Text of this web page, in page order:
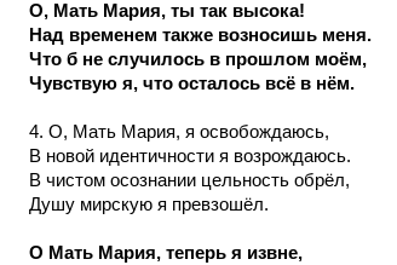
О, Мать Мария,ты так высока!
Над временем также возносишь меня.
Что б не случилось в прошлом моём,
Чувствую я,что осталось всё в нём.
4. О, Мать Мария, я освобождаюсь,
В новой идентичности я возрождаюсь.
В чистом осознании цельность обрёл,
Душу мирскую я превзошёл.
О Мать Мария, теперь я извне,